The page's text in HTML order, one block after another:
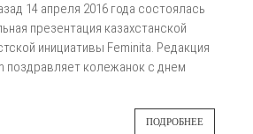
14 апреля 2016 года состоялась
презентация казахстанской
инициативы Feminita. Редакция
поздравляет колежанок с днем
ПОДРОБНЕЕ